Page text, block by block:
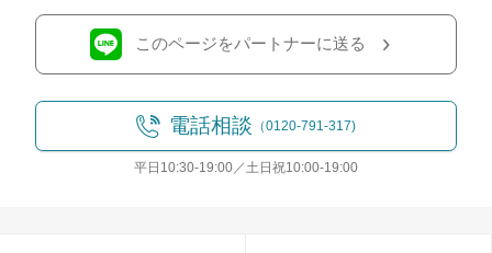
このページをパートナーに送る
電話相談 （0120-791-317)
平日10:30-19:00／土日祝10:00-19:00